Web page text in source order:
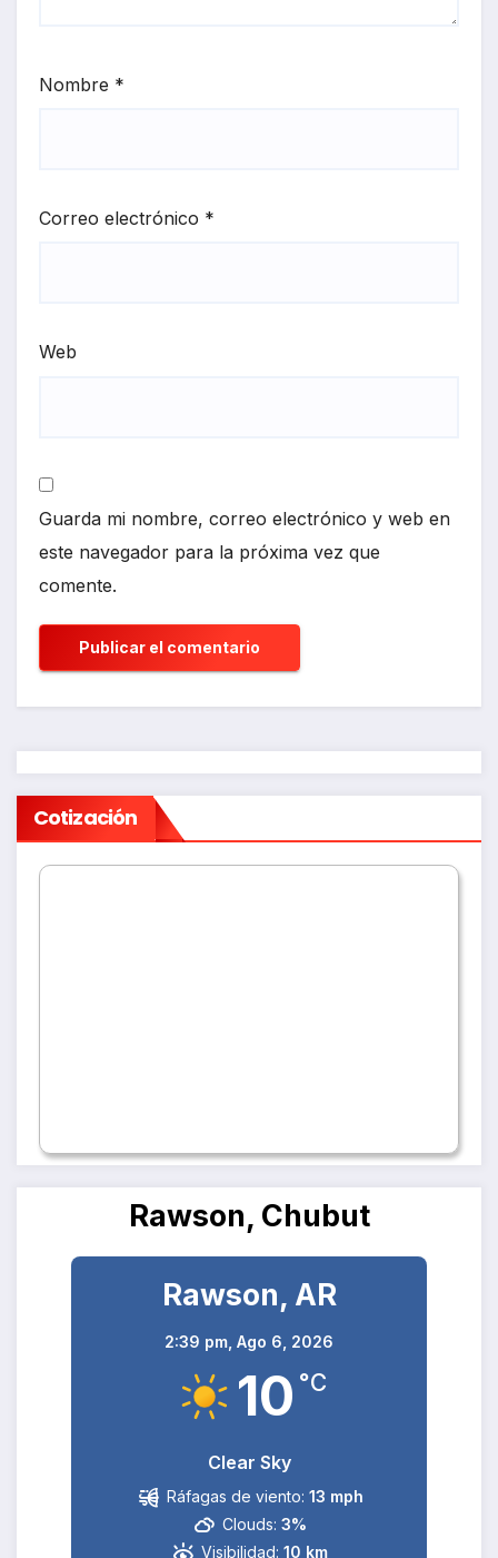
Nombre *
Correo electrónico *
Web
Guarda mi nombre, correo electrónico y web en
este navegador para la próxima vez que
comente.
Cotización
Rawson, Chubut
Rawson, AR
2:39 pm, Ago 6, 2026
10 °C
Clear Sky
Ráfagas de viento: 13 mph
Clouds: 3%
Visibilidad: 10 km